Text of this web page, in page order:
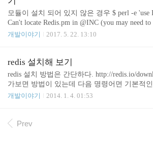
있음. password 설정 password 를 설정하려면 /
repass 를 설정 해 주면 된다. 단순하게 ..
모듈이 설치 되어 있지 않은 경우 $ perl -e 'use
Can't locate Redis.pm in @INC (you may need to
the Redis module) (@INC contains: /usr/local/lib/
rl5/5.18.2 .) at -e line 1. BEGIN failed--
rted at -e line 1. 모듈이 잘 설치 되어 있는 경우
-e 'use Redis' 아무 내용이 출력..
개발이야기 2017. 5. 22. 13:10
redis 설치해 보기
redis 설치 방법은 간단하다. http://redis.io/
가보면 방법이 있는데 다음 명령어면 기본적
는 끝이라고 볼 수 있다. 물론 상세한 커스터마
make 그런데 32bit 환경 리눅스에서 컴파일 할
개발이야기 2014. 1. 4. 01:53
Prev